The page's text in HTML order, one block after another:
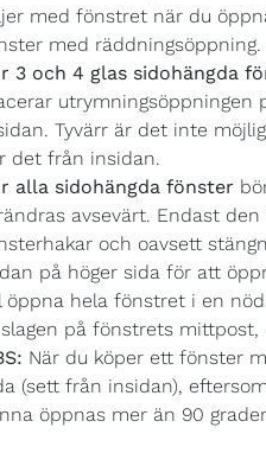
med fönstret när du
med räddningsöppning.
3 och 4 glas sidohängda
utrymningsöppningen
Tyvärr är det inte
det från insidan.
alla sidohängda fönster
avsevärt. Endast
och oavsett
på höger sida för att
öppna hela fönstret i en
på fönstrets
När du köper ett fönster
(sett från insidan),
öppnas mer än 90